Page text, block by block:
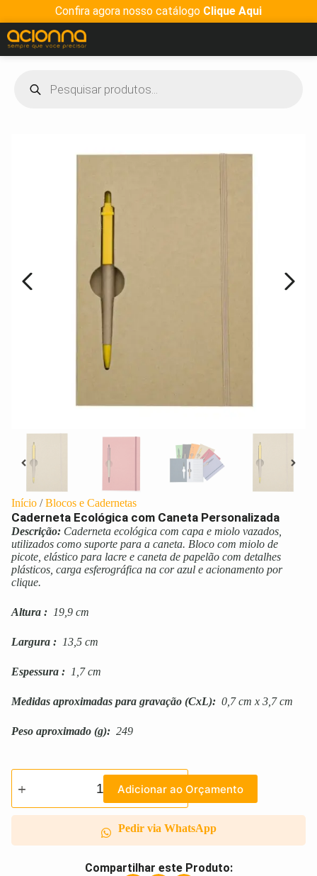
Confira agora nosso catálogo Clique Aqui
Início /Blocos e Cadernetas
Caderneta Ecológica com Caneta Personalizada
Descrição: Caderneta ecológica com capa e miolo vazados,
utilizados como suporte para a caneta. Bloco com miolo de
picote, elástico para lacre e caneta de papelão com detalhes
plásticos, carga esferográfica na cor azul e acionamento por
clique.
Altura : 19,9 cm
Largura : 13,5 cm
Espessura : 1,7 cm
Medidas aproximadas para gravação (CxL): 0,7 cm x 3,7 cm
Peso aproximado (g): 249
Adicionar ao Orçamento
Pedir via WhatsApp
Compartilhar este Produto: